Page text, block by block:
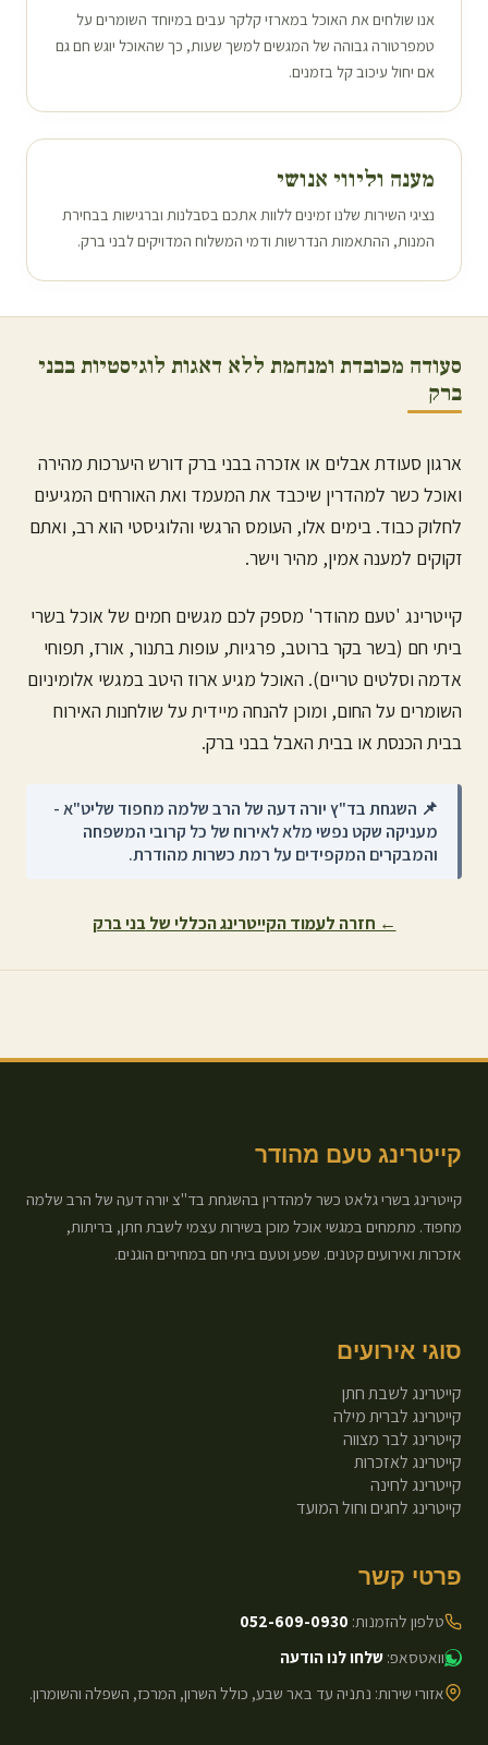
אנו שולחים את האוכל במארזי קלקר עבים במיוחד השומרים על
טמפרטורה גבוהה של המגשים למשך שעות, כך שהאוכל יוגש חם גם
אם יחול עיכוב קל בזמנים.
מענה וליווי אנושי
נציגי השירות שלנו זמינים ללוות אתכם בסבלנות וברגישות בבחירת
המנות, ההתאמות הנדרשות ודמי המשלוח המדויקים לבני ברק.
סעודה מכובדת ומנחמת ללא דאגות לוגיסטיות בבני
ברק
ארגון סעודת אבלים או אזכרה בבני ברק דורש היערכות מהירה
ואוכל כשר למהדרין שיכבד את המעמד ואת האורחים המגיעים
לחלוק כבוד. בימים אלו, העומס הרגשי והלוגיסטי הוא רב, ואתם
זקוקים למענה אמין, מהיר וישר.
קייטרינג 'טעם מהודר' מספק לכם מגשים חמים של אוכל בשרי
ביתי חם (בשר בקר ברוטב, פרגיות, עופות בתנור, אורז, תפוחי
אדמה וסלטים טריים). האוכל מגיע ארוז היטב במגשי אלומיניום
השומרים על החום, ומוכן להנחה מיידית על שולחנות האירוח
בבית הכנסת או בבית האבל בבני ברק.
📌 השגחת בד"ץ יורה דעה של הרב שלמה מחפוד שליט"א -
מעניקה שקט נפשי מלא לאירוח של כל קרובי המשפחה
והמבקרים המקפידים על רמת כשרות מהודרת.
← חזרה לעמוד הקייטרינג הכללי שלבני ברק
קייטרינג טעם מהודר
קייטרינג בשרי גלאט כשר למהדרין בהשגחת בד"צ יורה דעה של הרב שלמה
מחפוד. מתמחים במגשי אוכל מוכן בשירות עצמי לשבת חתן, בריתות,
אזכרות ואירועים קטנים. שפע וטעם ביתי חם במחירים הוגנים.
סוגי אירועים
קייטרינג לשבת חתן
קייטרינג לברית מילה
קייטרינג לבר מצווה
קייטרינג לאזכרות
קייטרינג לחינה
קייטרינג לחגים וחול המועד
פרטי קשר
טלפון להזמנות: 052-609-0930
וואטסאפ: שלחו לנו הודעה
אזורי שירות: נתניה עד באר שבע, כולל השרון, המרכז, השפלה והשומרון.